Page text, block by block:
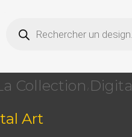
de
Collection /
Art